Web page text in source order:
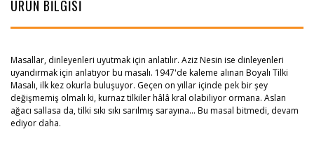
ÜRÜN BİLGİSİ
Masallar, dinleyenleri uyutmak için anlatılır. Aziz Nesin ise dinleyenleri
uyandırmak için anlatıyor bu masalı. 1947'de kaleme alınan Boyalı Tilki
Masalı, ilk kez okurla buluşuyor. Geçen on yıllar içinde pek bir şey
değişmemiş olmalı ki, kurnaz tilkiler hâlâ kral olabiliyor ormana. Aslan
ağacı sallasa da, tilki sıkı sıkı sarılmış sarayına... Bu masal bitmedi, devam
ediyor daha.